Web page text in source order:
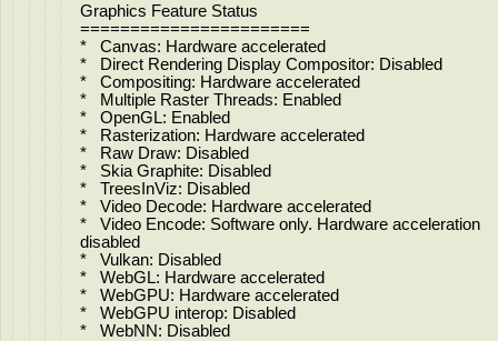
Graphics Feature Status
=======================
* Canvas: Hardware accelerated
* Direct Rendering Display Compositor: Disabled
* Compositing: Hardware accelerated
* Multiple Raster Threads: Enabled
* OpenGL: Enabled
* Rasterization: Hardware accelerated
* Raw Draw: Disabled
* Skia Graphite: Disabled
* TreesInViz: Disabled
* Video Decode: Hardware accelerated
* Video Encode: Software only. Hardware acceleration
disabled
* Vulkan: Disabled
* WebGL: Hardware accelerated
* WebGPU: Hardware accelerated
* WebGPU interop: Disabled
* WebNN: Disabled